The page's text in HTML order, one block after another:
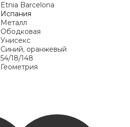
Etnia Barcelona
Испания
Металл
Ободковая
Унисекс
Синий, оранжевый
54/18/148
Геометрия